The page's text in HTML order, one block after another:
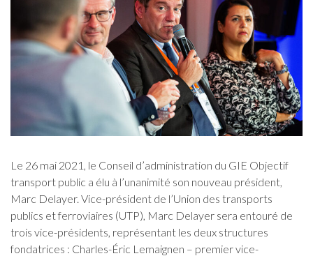
Le 26 mai 2021, le Conseil d’administration du GIE Objectif
transport public a élu à l’unanimité son nouveau président,
Marc Delayer. Vice-président de l’Union des transports
publics et ferroviaires (UTP), Marc Delayer sera entouré de
trois vice-présidents, représentant les deux structures
fondatrices : Charles-Éric Lemaignen – premier vice-